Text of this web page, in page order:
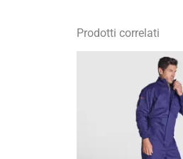
Prodotti correlati
Fascia
di
prezzo:
da
59,54 €
a
85,05 €